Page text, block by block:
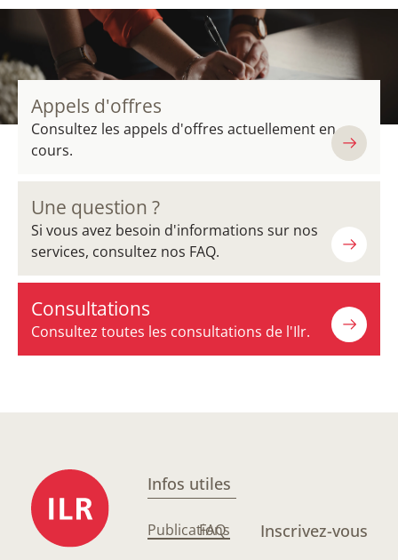
Appels d'offres
Consultez les appels d'offres actuellement en
cours.
Une question ?
Si vous avez besoin d'informations sur nos
services, consultez nos FAQ.
Consultations
Consultez toutes les consultations de l'Ilr.
Infos utiles
Publications
FAQ Inscrivez-vous